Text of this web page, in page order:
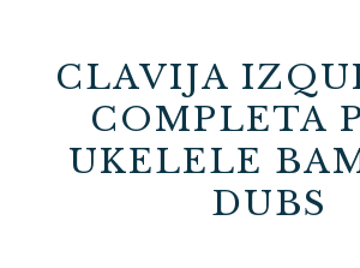
CLAVIJA
COMPLETA
UKELELE
DUBS